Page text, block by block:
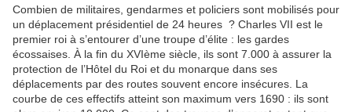
Combien de militaires, gendarmes et policiers sont mobilisés pour
un déplacement présidentiel de 24 heures ? Charles VII est le
premier roi à s’entourer d’une troupe d’élite : les gardes
écossaises. À la fin du XVIème siècle, ils sont 7.000 à assurer la
protection de l’Hôtel du Roi et du monarque dans ses
déplacements par des routes souvent encore insécures. La
courbe de ces effectifs atteint son maximum vers 1690 : ils sont